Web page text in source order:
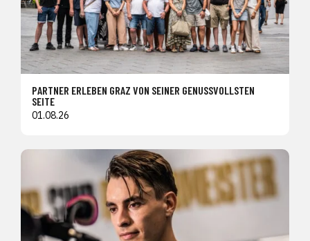
PARTNER ERLEBEN GRAZ VON SEINER GENUSSVOLLSTEN
SEITE
01.08.26